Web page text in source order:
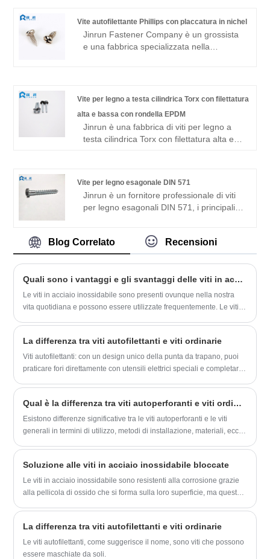
sistema di gestione della qualità ISO9001
per la produzione e la gestione, per
garantire che la qualità e le prestazioni di
ciascun prodotto raggiungano gli standard
in molti paesi e regioni d'oltremare,
profondamente fidati e apprezzati dai
clienti.
Vite autofilettante Phillips con placcatura in nichel
Jinrun Fastener Company è un grossista
e una fabbrica specializzata nella
impegnato nell'innovazione tecnologica in
per qualità e affidabilità superiori. Che si
tratti di progettazione complessa del
prodotto, selezione dei materiali o
soluzioni di fissaggio eccezionali ci rende
il fornitore preferito di soluzioni di
fissaggio eccellenti.
Vite per legno a testa cilindrica Torx con filettatura
alta e bassa con rondella EPDM
Jinrun è una fabbrica di viti per legno a
testa cilindrica Torx con filettatura alta e
competitivo.
Vite per legno esagonale DIN 571
Jinrun è un fornitore professionale di viti
per legno esagonali DIN 571, i principali
prodotto sono complete, il prezzo è
economico, lo stock è ampio, c'è una
Blog Correlato Recensioni
Quali sono i vantaggi e gli svantaggi delle viti in acciaio inossidabile?
Le viti in acciaio inossidabile sono presenti ovunque nella nostra
vita quotidiana e possono essere utilizzate frequentemente. Le viti in
La differenza tra viti autofilettanti e viti ordinarie
Viti autofilettanti: con un design unico della punta da trapano, puoi
praticare fori direttamente con utensili elettrici speciali e completare
Qual è la differenza tra viti autoperforanti e viti ordinarie?
Esistono differenze significative tra le viti autoperforanti e le viti
generali in termini di utilizzo, metodi di installazione, materiali, ecc.
Soluzione alle viti in acciaio inossidabile bloccate
Le viti in acciaio inossidabile sono resistenti alla corrosione grazie
alla pellicola di ossido che si forma sulla loro superficie, ma questo
potrebbero bloccarsi. Di fronte a questa situazione, possiamo
provare le seguenti soluzioni:
La differenza tra viti autofilettanti e viti ordinarie
Le viti autofilettanti, come suggerisce il nome, sono viti che possono
essere maschiate da soli.